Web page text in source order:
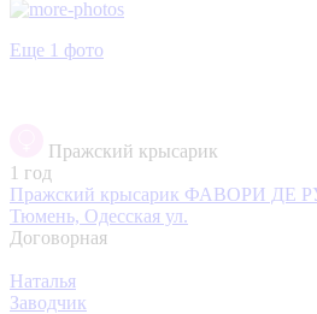
Еще 1 фото
Пражский крысарик
1 год
Пражский крысарик ФАВОРИ
Тюмень, Одесская ул.
Договорная
Наталья
Заводчик